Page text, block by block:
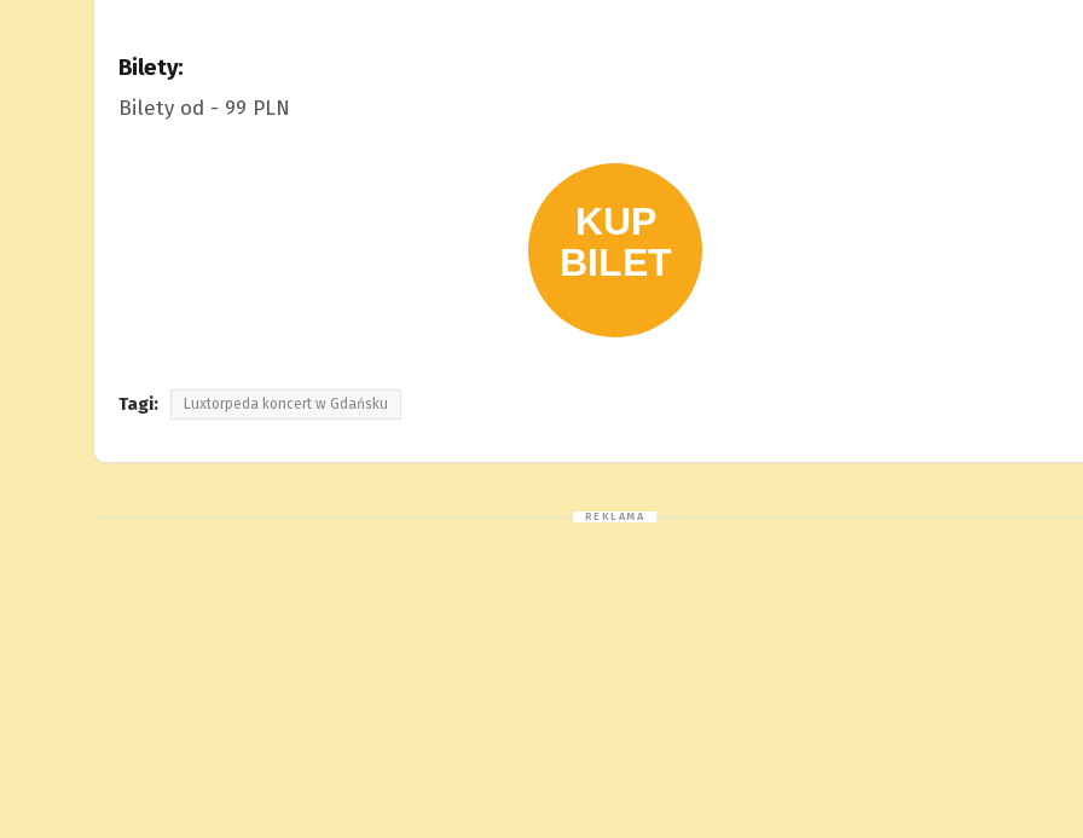
Bilety:
Bilety od - 99 PLN
Tagi: Luxtorpeda koncert w Gdańsku